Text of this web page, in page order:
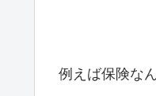
例えば保険な